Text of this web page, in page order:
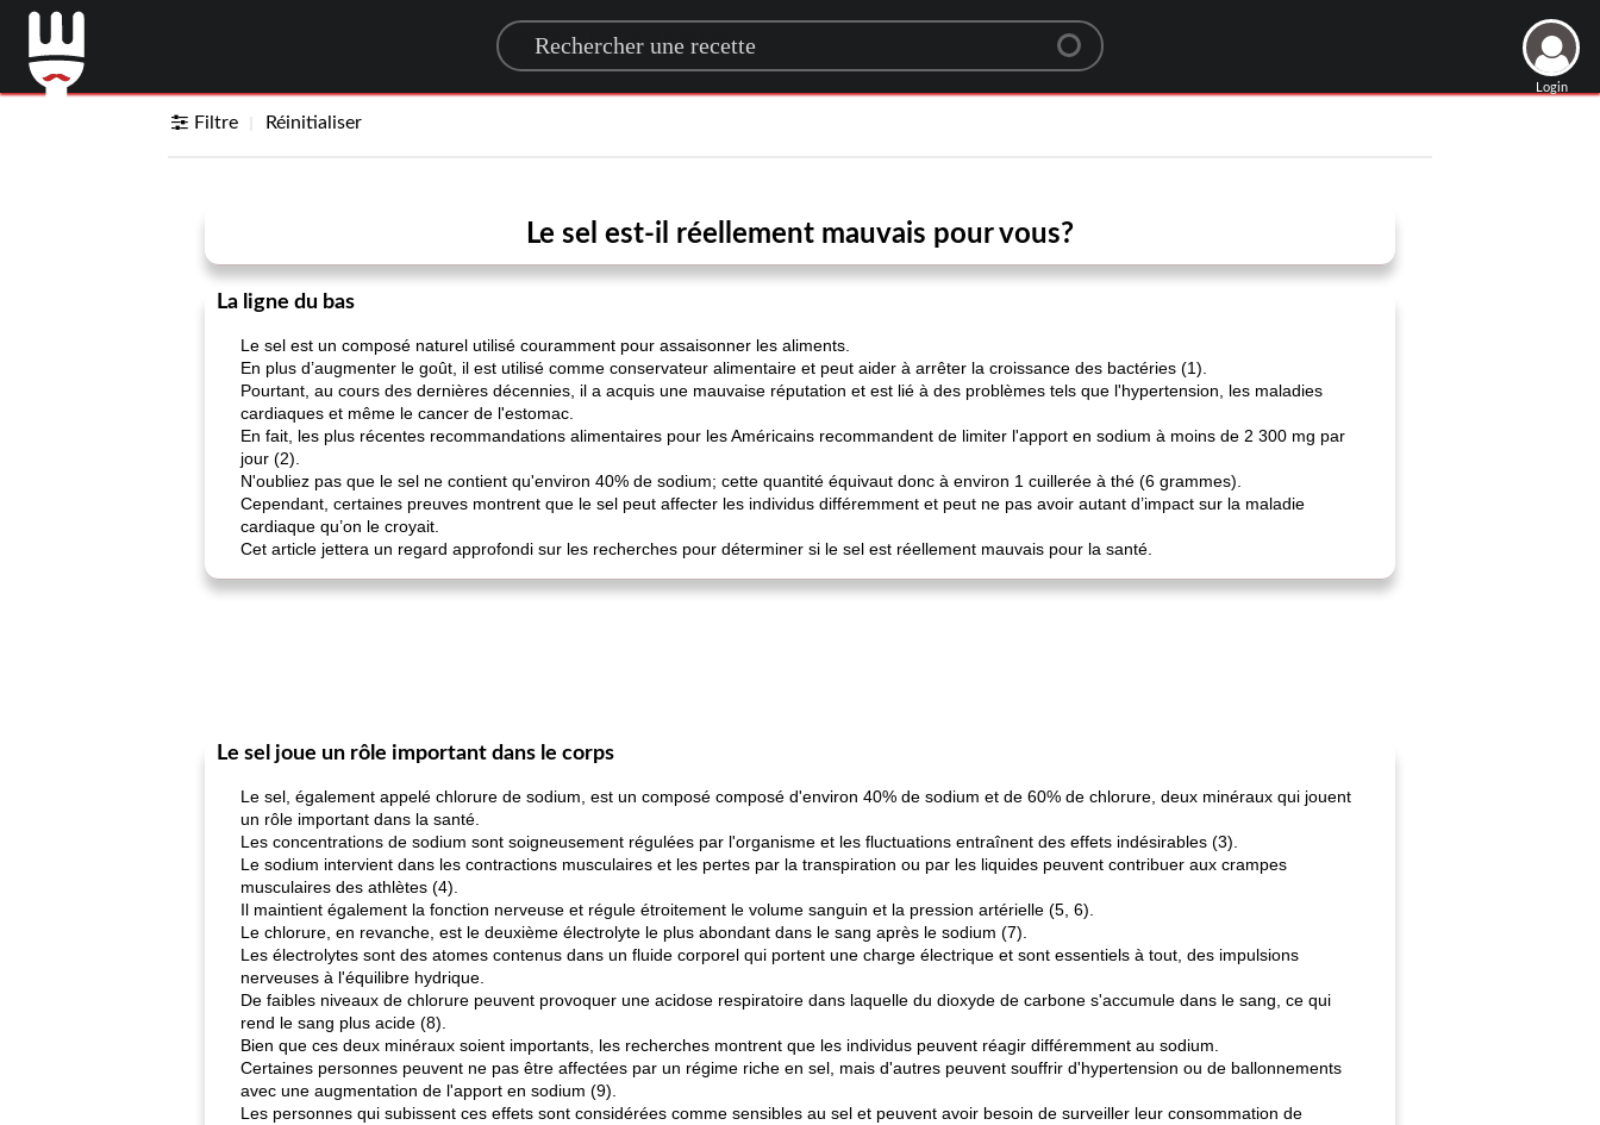
Search for a recipe
Login
Filtre Réinitialiser
Le sel est-il réellement mauvais pour vous?
La ligne du bas
Le sel est un composé naturel utilisé couramment pour assaisonner les aliments.
En plus d’augmenter le goût, il est utilisé comme conservateur alimentaire et peut aider à arrêter la croissance des bactéries (1).
Pourtant, au cours des dernières décennies, il a acquis une mauvaise réputation et est lié à des problèmes tels que l'hypertension, les maladies
cardiaques et même le cancer de l'estomac.
En fait, les plus récentes recommandations alimentaires pour les Américains recommandent de limiter l'apport en sodium à moins de 2 300 mg par
jour (2).
N'oubliez pas que le sel ne contient qu'environ 40% de sodium; cette quantité équivaut donc à environ 1 cuillerée à thé (6 grammes).
Cependant, certaines preuves montrent que le sel peut affecter les individus différemment et peut ne pas avoir autant d’impact sur la maladie
cardiaque qu’on le croyait.
Cet article jettera un regard approfondi sur les recherches pour déterminer si le sel est réellement mauvais pour la santé.
Le sel joue un rôle important dans le corps
Le sel, également appelé chlorure de sodium, est un composé composé d'environ 40% de sodium et de 60% de chlorure, deux minéraux qui jouent
un rôle important dans la santé.
Les concentrations de sodium sont soigneusement régulées par l'organisme et les fluctuations entraînent des effets indésirables (3).
Le sodium intervient dans les contractions musculaires et les pertes par la transpiration ou par les liquides peuvent contribuer aux crampes
musculaires des athlètes (4).
Il maintient également la fonction nerveuse et régule étroitement le volume sanguin et la pression artérielle (5, 6).
Le chlorure, en revanche, est le deuxième électrolyte le plus abondant dans le sang après le sodium (7).
Les électrolytes sont des atomes contenus dans un fluide corporel qui portent une charge électrique et sont essentiels à tout, des impulsions
nerveuses à l'équilibre hydrique.
De faibles niveaux de chlorure peuvent provoquer une acidose respiratoire dans laquelle du dioxyde de carbone s'accumule dans le sang, ce qui
rend le sang plus acide (8).
Bien que ces deux minéraux soient importants, les recherches montrent que les individus peuvent réagir différemment au sodium.
Certaines personnes peuvent ne pas être affectées par un régime riche en sel, mais d'autres peuvent souffrir d'hypertension ou de ballonnements
avec une augmentation de l'apport en sodium (9).
Les personnes qui subissent ces effets sont considérées comme sensibles au sel et peuvent avoir besoin de surveiller leur consommation de